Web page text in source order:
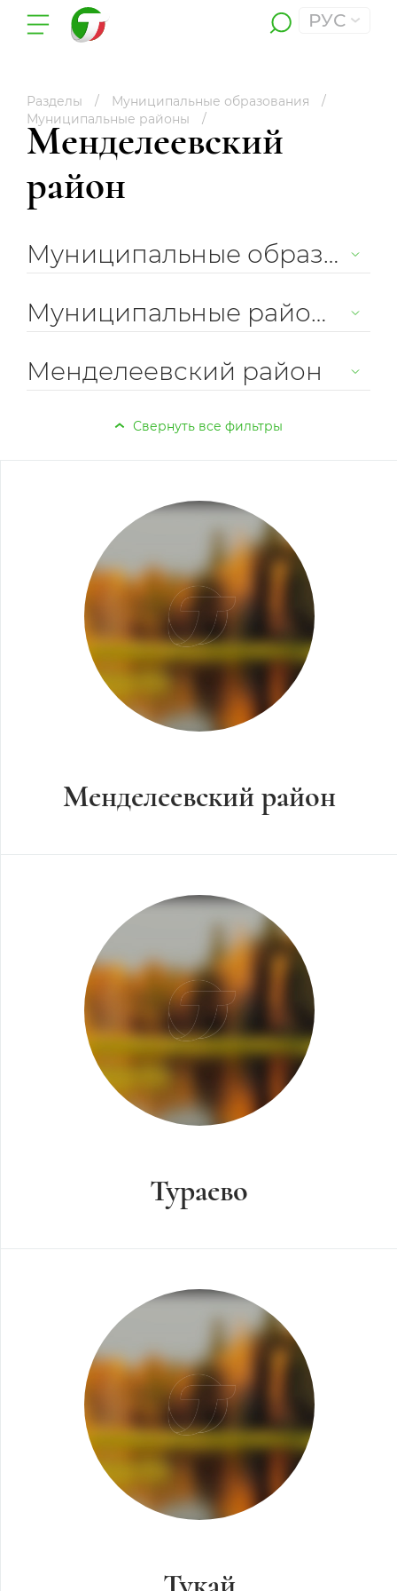
РУС
Разделы
Муниципальные образования
Муниципальные районы
Менделеевский
район
Муниципальные образования
Муниципальные районы
Менделеевский район
Менделеевский район
Тураево